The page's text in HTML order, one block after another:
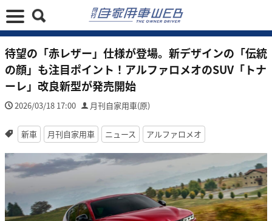
待望の「赤レザー」仕様が登場。新デザインの「伝統
の顔」も注目ポイント！アルファロメオのSUV「トナ
ーレ」改良新型が発売開始
2026/03/18 17:00 月刊自家用車(原)
新車 月刊自家用車 ニュース アルファロメオ